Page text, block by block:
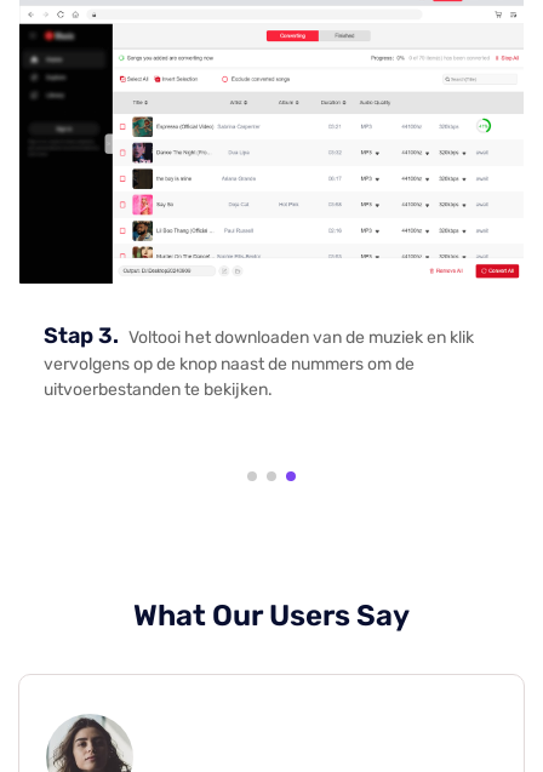
Stap 3. Voltooi het downloaden van de muziek en klik
vervolgens op de knop naast de nummers om de
uitvoerbestanden te bekijken.
What Our Users Say